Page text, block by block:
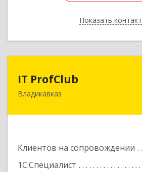
ПоказатьНазад
IT ProfClub
Владикавказ
Клиентов на сопровождении
1С:Специалист
362045, Северная